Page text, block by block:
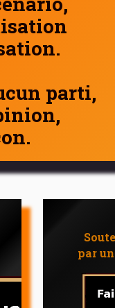
parti,
par